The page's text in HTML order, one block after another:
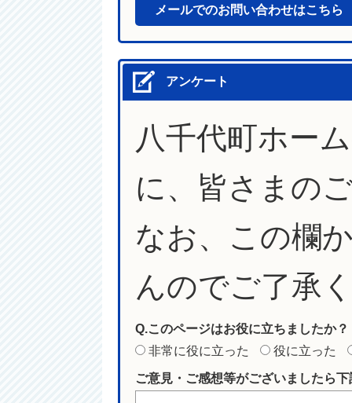
メールでのお問い合わせはこちら
アンケート
八千代町ホー
に、皆さまの
なお、この欄
んのでご了承
Q.このページはお役に立ちましたか？
非常に役に立った
役に立った
ご意見・ご感想等がございましたら